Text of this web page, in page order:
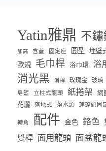
Yatin雅鼎 不鏽
加高 含蓋 固定座 圓型 埋壁
歐規
毛巾桿 浴巾環 浴
消光黑 滑桿 玫瑰金 玻璃
皂籃 立柱式龍頭 紙捲架 網
花灑
落地式 落水頭 蓮蓬頭固
轉角 配件 金色 鉻色
雙桿 面用龍頭 面盆龍